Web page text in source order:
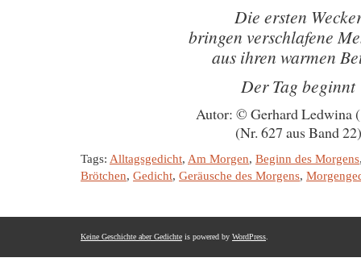
Die ersten
bringen verschlafene
aus ihren warmen
Der Tag beginnt
Autor: © Gerhard Ledwina
(Nr. 627 aus Band 22)
Tags: Alltagsgedicht, Am Morgen, Beginn des Morgens
Brötchen, Gedicht, Geräusche des Morgens,
Keine Geschichte aber Gedichte is powered by WordPress